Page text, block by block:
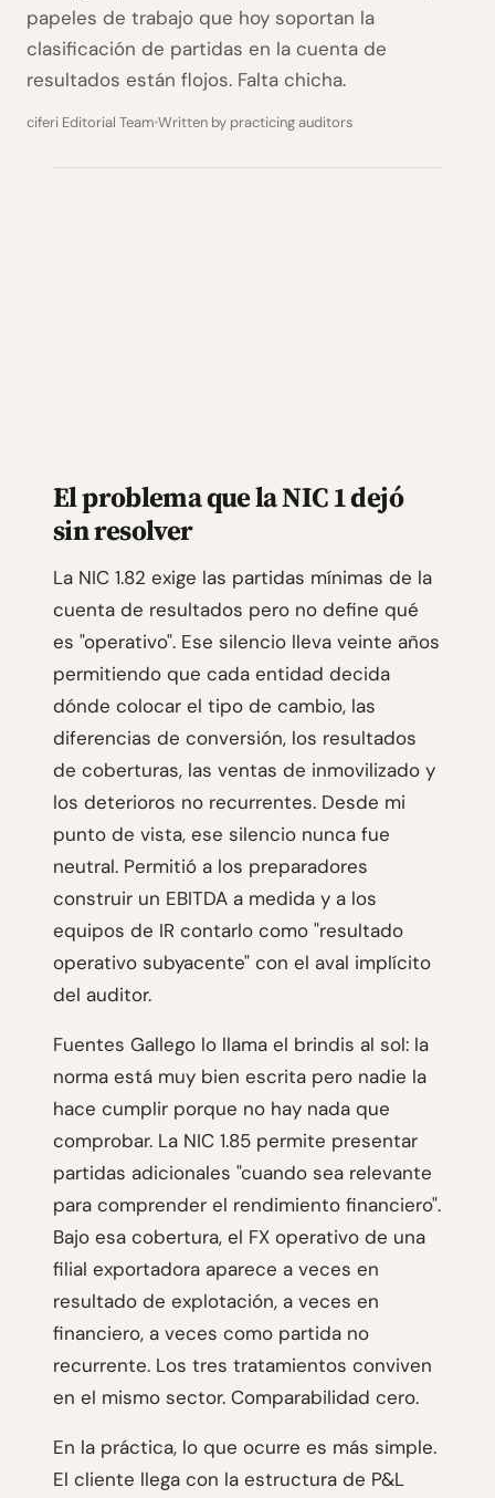
papeles de trabajo que hoy soportan la
clasificación de partidas en la cuenta de
resultados están flojos. Falta chicha.
ciferi Editorial Team Written by practicing auditors
El problema que la NIC 1 dejó
sin resolver
La NIC 1.82 exige las partidas mínimas de la
cuenta de resultados pero no define qué
es "operativo". Ese silencio lleva veinte años
permitiendo que cada entidad decida
dónde colocar el tipo de cambio, las
diferencias de conversión, los resultados
de coberturas, las ventas de inmovilizado y
los deterioros no recurrentes. Desde mi
punto de vista, ese silencio nunca fue
neutral. Permitió a los preparadores
construir un EBITDA a medida y a los
equipos de IR contarlo como "resultado
operativo subyacente" con el aval implícito
del auditor.
Fuentes Gallego lo llama el brindis al sol: la
norma está muy bien escrita pero nadie la
hace cumplir porque no hay nada que
comprobar. La NIC 1.85 permite presentar
partidas adicionales "cuando sea relevante
para comprender el rendimiento financiero".
Bajo esa cobertura, el FX operativo de una
filial exportadora aparece a veces en
resultado de explotación, a veces en
financiero, a veces como partida no
recurrente. Los tres tratamientos conviven
en el mismo sector. Comparabilidad cero.
En la práctica, lo que ocurre es más simple.
El cliente llega con la estructura de P&L